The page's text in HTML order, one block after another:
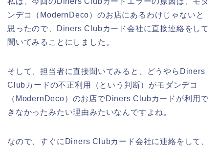
ンデコ（ModernDeco）のお店にあるわけじゃないと
思ったので、Diners Clubカード会社に直接連絡をして
聞いてみることにしました。
そして、担当者に直接聞いてみると、どうやらDiners
Clubカードの不正利用（という判断）がモダンデコ
（ModernDeco）のお店でDiners Clubカードが利用で
きなかったみたい理由みたいなんですよね。
なので、すぐにDiners Clubカード会社に連絡をして、